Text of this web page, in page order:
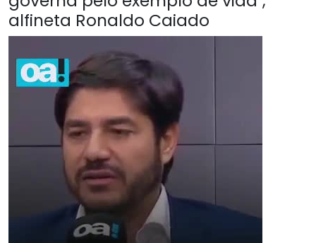
alfineta Ronaldo Caiado